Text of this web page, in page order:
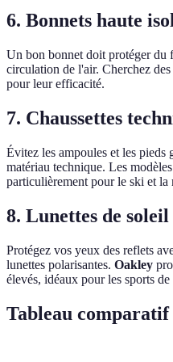
6. Bonnets haute
Un bon bonnet doit protéger du
circulation de l'air. Cherchez
pour leur efficacité.
7. Chaussettes
Évitez les ampoules et les pieds
matériau technique. Les
particulièrement pour le ski et la
8. Lunettes de
Protégez vos yeux des reflets
lunettes polarisantes. Oakley
élevés, idéaux pour les sports de
Tableau comparatif